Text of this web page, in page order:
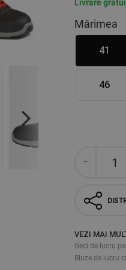
Next
Livrare
Mărimea
41
46
VEZI MAI
Geci de lucru
Bluze de lucru